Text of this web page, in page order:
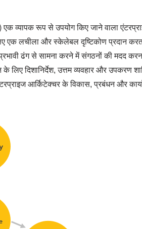
व्यापक रूप से उपयोग किए जाने वाला
एक लचीला और स्केलेबल दृष्टिकोण प्रदान
प्रभावी ढंग से सामना करने में संगठनों की मदद
लिए दिशानिर्देश, उत्तम व्यवहार और उपकरण
आर्किटेक्चर के विकास, प्रबंधन और